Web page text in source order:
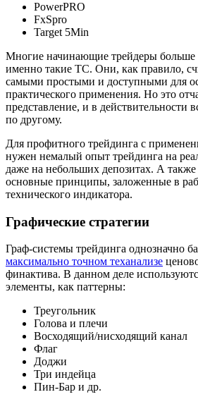
PowerPRO
FxSpro
Target 5Min
Многие начинающие трейдеры больше
именно такие ТС. Они, как правило,
самыми простыми и доступными для
практического применения. Но это
представление, и в действительности
по другому.
Для профитного трейдинга с
нужен немалый опыт трейдинга на
даже на небольших депозитах. А
основные принципы, заложенные в
технического индикатора.
Графические стратегии
Граф-системы трейдинга однозначно
максимально точном теханализе
финактива. В данном деле
элементы, как паттерны:
Треугольник
Голова и плечи
Восходящий/нисходящий канал
Флаг
Доджи
Три индейца
Пин-Бар и др.